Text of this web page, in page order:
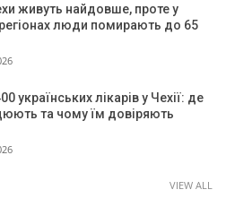
живуть найдовше, проте у
люди помирають до 65
українських лікарів у Чехії: де
та чому їм довіряють
VIEW ALL